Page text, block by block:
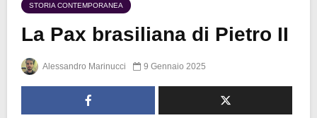
STORIA CONTEMPORANEA
La Pax brasiliana di Pietro II
Alessandro Marinucci 9 Gennaio 2025